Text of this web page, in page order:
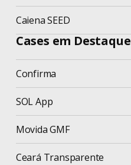
Caiena SEED
Cases em Destaque
Confirma
SOL App
Movida GMF
Ceará Transparente